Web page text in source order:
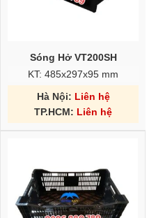
Sóng Hở VT200SH
KT: 485x297x95 mm
Hà Nội: Liên hệ
TP.HCM: Liên hệ